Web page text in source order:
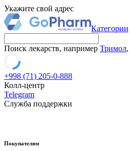
Укажите свой адрес
Категории
Поиск лекарств, например Тримол,
+998 (71) 205-0-888
Колл-центр
Telegram
Служба поддержки
Покупателям